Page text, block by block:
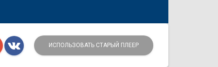
ИСПОЛЬЗОВАТЬ СТАРЫЙ ПЛЕЕР